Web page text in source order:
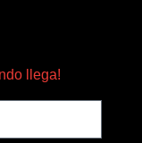
llega!